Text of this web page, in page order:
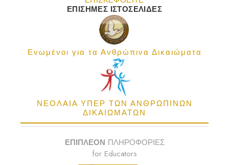
ΕΠΙΣΗΜΕΣ ΙΣΤΟΣΕΛΙΔΕΣ
Ενωμένοι για τα Ανθρώπινα Δικαιώματα
ΝΕΟΛΑΙΑ ΥΠΕΡ ΤΩΝ ΑΝΘΡΩΠΙΝΩΝ
ΔΙΚΑΙΩΜΑΤΩΝ
ΕΠΙΠΛΕΟΝ ΠΛΗΡΟΦΟΡΙΕΣ
for Educators